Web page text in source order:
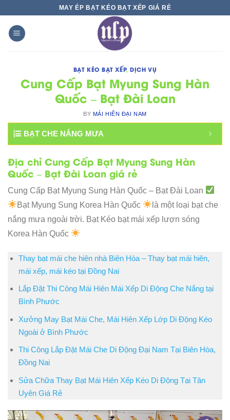
content
MAY ÉP BẠT KÉO BẠT XẾP GIÁ RẺ
BẠT KÉO BẠT XẾP,DỊCH VỤ
Cung Cấp Bạt Myung Sung Hàn
Quốc – Bạt Đài Loan
BY MÁI HIÊN ĐẠI NAM
BẠT CHE NẮNG MƯA
Địa chỉ Cung Cấp Bạt Myung Sung Hàn
Quốc – Bạt Đài Loan giá rẻ
Cung Cấp Bạt Myung Sung Hàn Quốc – Bạt Đài Loan
Bạt Myung Sung Korea Hàn Quốc
là một loại bạt che
nắng mưa ngoài trời. Bạt Kéo bạt mái xếp lượn sóng
Korea Hàn Quốc
Thay bạt mái che hiên nhà Biên Hòa – Thay bạt mái hiên,
mái xếp, mái kéo tại Đồng Nai
Lắp Đặt Thi Công Mái Hiên Mái Xếp Di Động Che Nắng tại
Bình Phước
Xưởng May Bạt Mái Che, Mái Hiên Xếp Lớp Di Động Kéo
Ngoài ở Bình Phước
Thi Công Lắp Đặt Mái Che Di Động Đại Nam Tại Biên Hòa,
Đồng Nai
Sửa Chữa Thay Bạt Mái Hiên Xếp Kéo Di Động Tại Tân
Uyên Giá Rẻ